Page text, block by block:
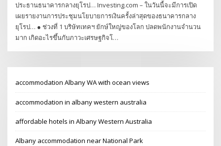
ประธานธนาคารกลางยุโรป… Investing.com – ในวันนี้จะมีการเปิด
เผยรายงานการประชุมนโยบายการเงินครั้งล่าสุดของธนาคารกลาง
ยุโรป… ● ช่วงที่ 1 บริษัทเทคฯ ยักษ์ใหญ่ของโลก ปลดพนักงานจำนวน
มาก เกิดอะไรขึ้นกับภาวะเศรษฐกิจโ…
accommodation Albany WA with ocean views
accommodation in albany western australia
affordable hotels in Albany Western Australia
Albany accommodation near National Park